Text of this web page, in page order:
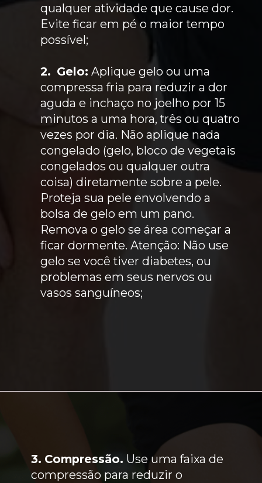
qualquer atividade que cause dor.
Evite ficar em pé o maior tempo
possível;
2. Gelo: Aplique gelo ou uma
compressa fria para reduzir a dor
aguda e inchaço no joelho por 15
minutos a uma hora, três ou quatro
vezes por dia. Não aplique nada
congelado (gelo, bloco de vegetais
congelados ou qualquer outra
coisa) diretamente sobre a pele.
Proteja sua pele envolvendo a
bolsa de gelo em um pano.
Remova o gelo se área começar a
ficar dormente. Atenção: Não use
gelo se você tiver diabetes, ou
problemas em seus nervos ou
vasos sanguíneos;
3. Compressão. Use uma faixa de
compressão para reduzir o